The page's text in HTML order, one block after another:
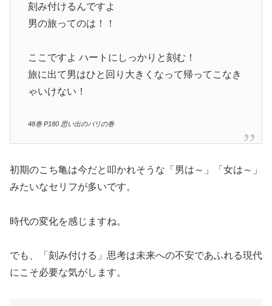
刻み付けるんですよ
男の旅ってのは！！
ここですよ ハートにしっかりと刻む！
旅に出て男はひと回り大きくなって帰ってこなき
ゃいけない！
48巻 P180 思い出のパリの巻
初期のこち亀は今だと叩かれそうな「男は～」「女は～」
みたいなセリフが多いです。
時代の変化を感じますね。
でも、「刻み付ける」思考は未来への不安であふれる現代
にこそ必要な気がします。